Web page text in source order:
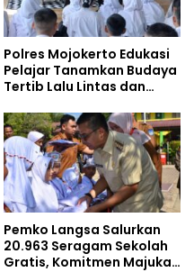
Polres Mojokerto Edukasi
Pelajar Tanamkan Budaya
Tertib Lalu Lintas dan
Pemko Langsa Salurkan
20.963 Seragam Sekolah
Gratis, Komitmen Majukan